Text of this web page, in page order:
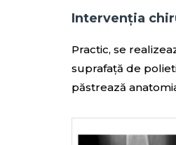
Intervenția
Practic, se
suprafață de
păstrează